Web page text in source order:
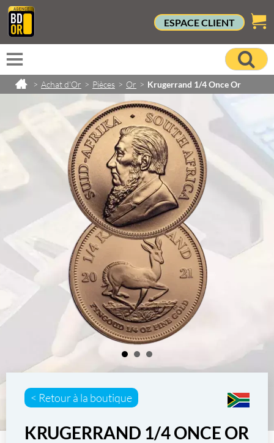
ESPACE CLIENT
> Achat d'Or > Pièces > Or > Krugerrand 1/4 Once Or
< Retour à la boutique
KRUGERRAND 1/4 ONCE OR